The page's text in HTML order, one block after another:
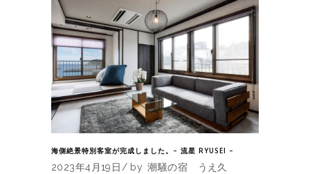
海側絶景特別客室が完成しました。– 流星 RYUSEI –
2023年4月19日 by 潮騒の宿 うえ久